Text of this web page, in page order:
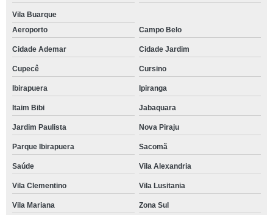
Vila Buarque
Aeroporto
Campo Belo
Cidade Ademar Cidade Jardim
Cupecê Cursino
Ibirapuera Ipiranga
Itaim Bibi Jabaquara
Jardim Paulista Nova Piraju
Parque Ibirapuera Sacomã
Saúde Vila Alexandria
Vila Clementino Vila Lusitania
Vila Mariana Zona Sul